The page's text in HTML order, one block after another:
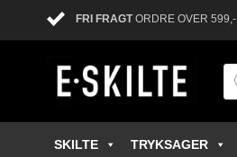
FRI FRAGTORDRE OVER 599,-
SKILTE TRYKSAGER